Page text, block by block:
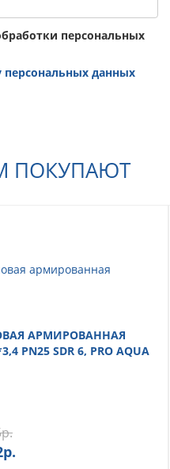
персональных
персональных данных
ПОКУПАЮТ
АРМИРОВАННАЯ
PN25 SDR 6, PRO AQUA
р.
р.